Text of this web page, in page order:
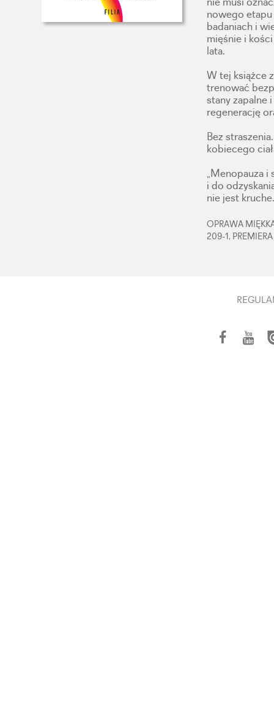
nie musi
nowego
badaniach i
mięśnie i
lata.
W tej książce
trenować
stany zapalne
regenerację
Bez
kobiecego
„Menopauza i
i do
nie jest
OPRAWA
209-1,